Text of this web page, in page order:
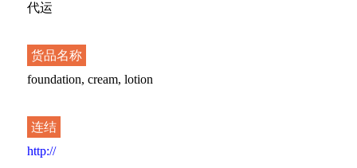
代运
货品名称
foundation, cream, lotion
连结
http://